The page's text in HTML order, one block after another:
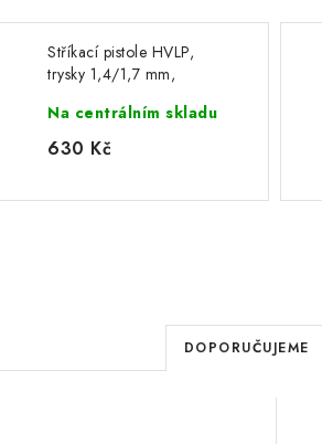
Stříkací pistole HVLP,
trysky 1,4/1,7 mm,
Na centrálním skladu
630 Kč
Ř
a
DOPORUČUJEME